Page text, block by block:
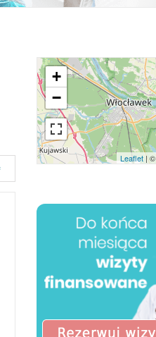
+
−
Leaflet|